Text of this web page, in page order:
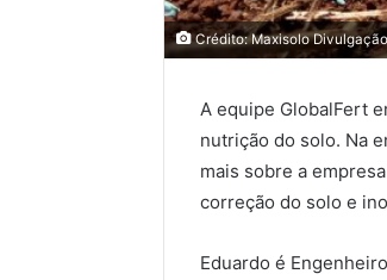
Crédito: Maxisolo
A equipe GlobalFert
nutrição do solo. Na
mais sobre a
correção do solo e
Eduardo é